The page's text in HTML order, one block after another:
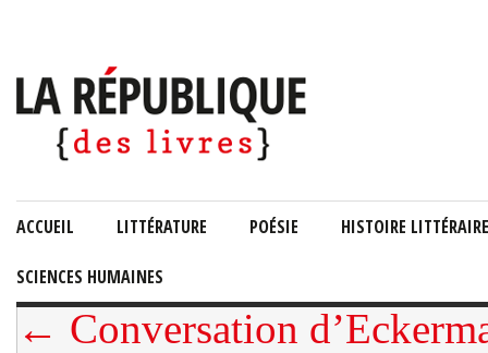
ACCUEIL LITTÉRATURE POÉSIE HISTOIRE LITTÉRAIRE
SCIENCES HUMAINES
← Conversation